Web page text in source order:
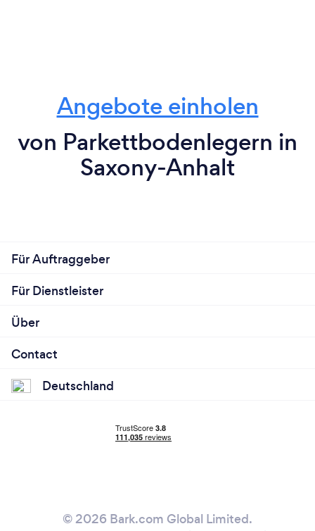
Angebote einholen
von Parkettbodenlegern in
Saxony-Anhalt
Für Auftraggeber
Für Dienstleister
Über
Contact
Deutschland
© 2026 Bark.com Global Limited.